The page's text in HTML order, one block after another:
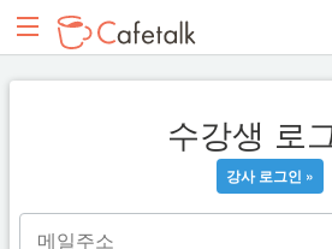
수강생 로
강사 로그인 »